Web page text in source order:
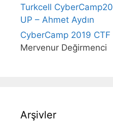
Turkcell
UP – Ahmet Aydın
CyberCamp 2019
Mervenur Değirmenci
Arşivler